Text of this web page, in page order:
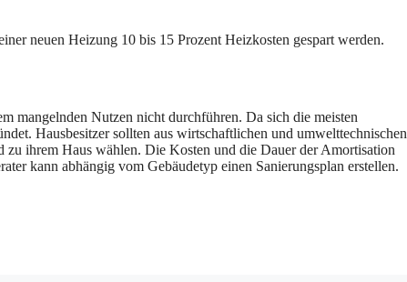
neuen Heizung 10 bis 15 Prozent Heizkosten gespart werden.
mangelnden Nutzen nicht durchführen. Da sich die meisten
Hausbesitzer sollten aus wirtschaftlichen und umwelttechnischen
zu ihrem Haus wählen. Die Kosten und die Dauer der Amortisation
kann abhängig vom Gebäudetyp einen Sanierungsplan erstellen.